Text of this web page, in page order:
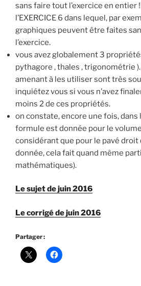
sans faire tout l’exercice en entier
l’EXERCICE 6 dans lequel, par
graphiques peuvent être faites
l’exercice.
vous avez globalement 3
pythagore , thales , trigonométrie
amenant à les utiliser sont très
inquiétez vous si vous n’avez
moins 2 de ces propriétés.
on constate, encore une fois, dans
formule est donnée pour le volume
considérant que pour le pavé droit
donnée, cela fait quand même
mathématiques).
Le sujet de juin 2016
Le corrigé de juin 2016
Partager :